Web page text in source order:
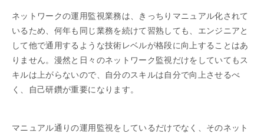
ネットワークの運用監視業務は、きっちりマニュアル化されて
いるため、何年も同じ業務を続けて習熟しても、エンジニアと
して他で通用するような技術レベルが格段に向上することはあ
りません。漫然と日々のネットワーク監視だけをしていてもス
キルは上がらないので、自分のスキルは自分で向上させるべ
く、自己研鑽が重要になります。
マニュアル通りの運用監視をしているだけでなく、そのネット